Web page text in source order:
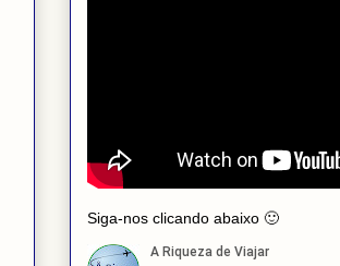
Siga-nos clicando abaixo 🙂